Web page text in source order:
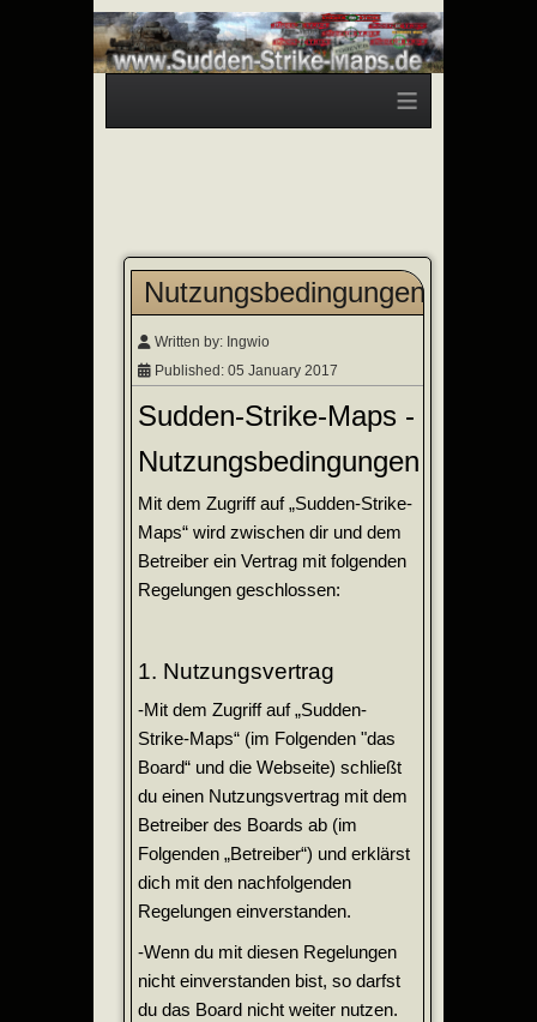
≡
Nutzungsbedingungen
Written by: Ingwio
Published: 05 January 2017
Sudden-Strike-Maps -
Nutzungsbedingungen
Mit dem Zugriff auf „Sudden-Strike-
Maps“ wird zwischen dir und dem
Betreiber ein Vertrag mit folgenden
Regelungen geschlossen:
1. Nutzungsvertrag
-Mit dem Zugriff auf „Sudden-
Strike-Maps“ (im Folgenden "das
Board“ und die Webseite) schließt
du einen Nutzungsvertrag mit dem
Betreiber des Boards ab (im
Folgenden „Betreiber“) und erklärst
dich mit den nachfolgenden
Regelungen einverstanden.
-Wenn du mit diesen Regelungen
nicht einverstanden bist, so darfst
du das Board nicht weiter nutzen.